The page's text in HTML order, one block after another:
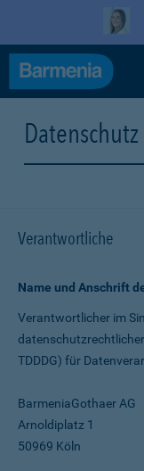
Datenschutz
Verantwortliche
Name und Anschrift
Verantwortlicher im
TDDDG) für
BarmeniaGothaer AG
Arnoldiplatz 1
50969 Köln